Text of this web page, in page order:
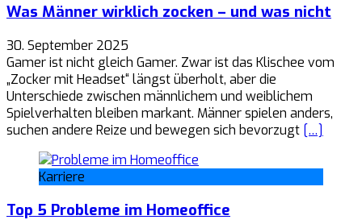
Was Männer wirklich zocken – und was nicht
30. September 2025
Gamer ist nicht gleich Gamer. Zwar ist das Klischee vom
„Zocker mit Headset“ längst überholt, aber die
Unterschiede zwischen männlichem und weiblichem
Spielverhalten bleiben markant. Männer spielen anders,
suchen andere Reize und bewegen sich bevorzugt […]
Karriere
Top 5 Probleme im Homeoffice